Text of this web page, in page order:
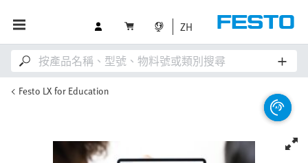
ZH
Festo LX for Education